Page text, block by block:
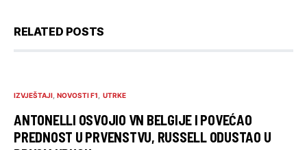
RELATED POSTS
IZVJEŠTAJI NOVOSTI F1 UTRKE
ANTONELLI OSVOJIO VN BELGIJE I POVEĆAO
PREDNOST U PRVENSTVU, RUSSELL ODUSTAO U